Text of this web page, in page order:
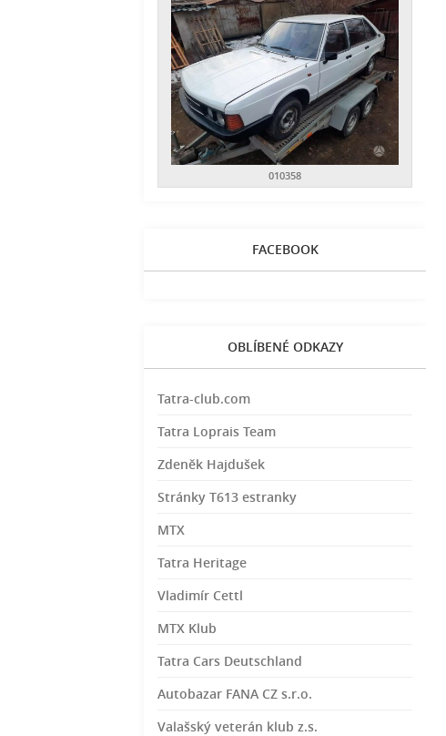
010358
FACEBOOK
OBLÍBENÉ ODKAZY
Tatra-club.com
Tatra Loprais Team
Zdeněk Hajdušek
Stránky T613 estranky
MTX
Tatra Heritage
Vladimír Cettl
MTX Klub
Tatra Cars Deutschland
Autobazar FANA CZ s.r.o.
Valašský veterán klub z.s.